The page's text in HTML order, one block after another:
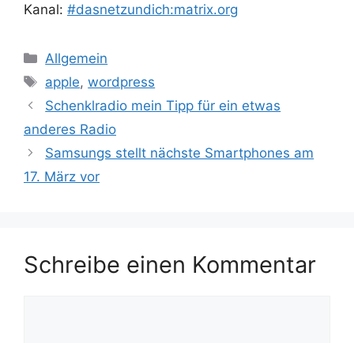
Kanal: #dasnetzundich:matrix.org
Kategorien
Allgemein
Schlagwörter
apple,wordpress
Schenklradio mein Tipp für ein etwas
anderes Radio
Samsungs stellt nächste Smartphones am
17. März vor
Schreibe einen Kommentar